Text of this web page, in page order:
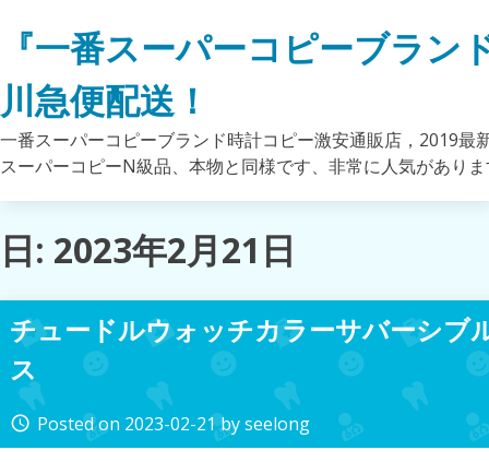
『一番スーパーコピーブラ
川急便配送！
一番スーパーコピーブランド時計コピー激安通販店，2019
スーパーコピーN級品、本物と同様です、非常に人気があり
日: 2023年2月21日
チュードルウォッチカラーサバーシブ
ス
access_time Posted on 2023-02-21byseelong